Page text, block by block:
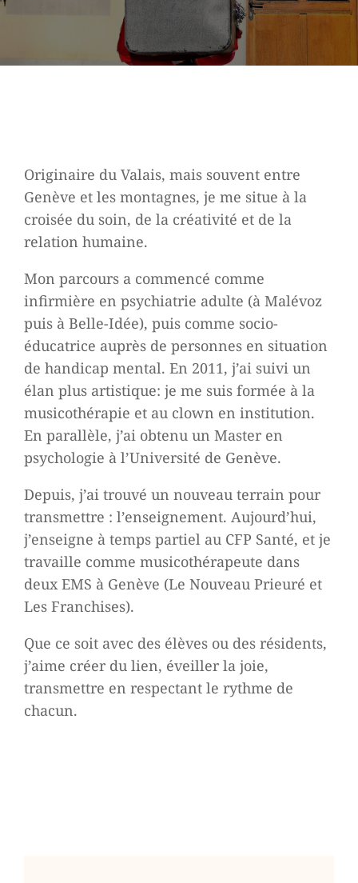
Originaire du Valais, mais souvent entre
Genève et les montagnes, je me situe à la
croisée du soin, de la créativité et de la
relation humaine.
Mon parcours a commencé comme
infirmière en psychiatrie adulte (à Malévoz
puis à Belle-Idée), puis comme socio-
éducatrice auprès de personnes en situation
de handicap mental. En 2011, j’ai suivi un
élan plus artistique: je me suis formée à la
musicothérapie et au clown en institution.
En parallèle, j’ai obtenu un Master en
psychologie à l’Université de Genève.
Depuis, j’ai trouvé un nouveau terrain pour
transmettre : l’enseignement. Aujourd’hui,
j’enseigne à temps partiel au CFP Santé, et je
travaille comme musicothérapeute dans
deux EMS à Genève (Le Nouveau Prieuré et
Les Franchises).
Que ce soit avec des élèves ou des résidents,
j’aime créer du lien, éveiller la joie,
transmettre en respectant le rythme de
chacun.